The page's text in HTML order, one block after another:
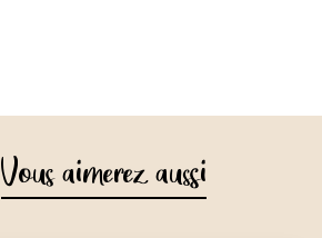
Vous aimerez aussi